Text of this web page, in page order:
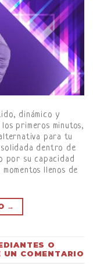
dinámico y
primeros minutos,
para tu
dentro de
por su capacidad
llenos de
→
O
UN COMENTARIO